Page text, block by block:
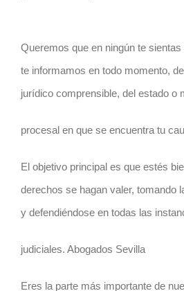
Queremos que en ningún te
te informamos en todo momento,
jurídico comprensible, del estado o
procesal en que se encuentra tu
El objetivo principal es que estés
derechos se hagan valer, tomando
y defendiéndose en todas las
judiciales. Abogados Sevilla
Eres la parte más importante de